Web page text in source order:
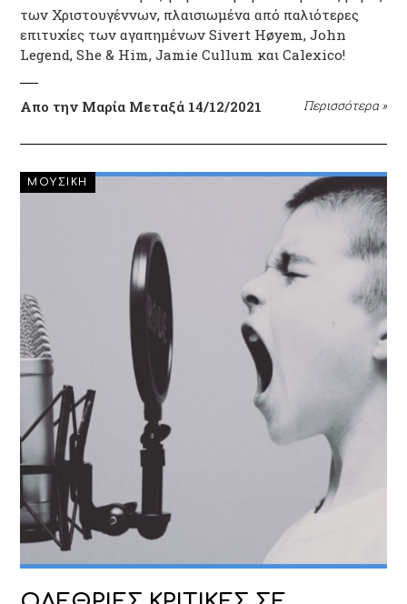
των Χριστουγέννων, πλαισιωμένα από παλιότερες
επιτυχίες των αγαπημένων Sivert Høyem, John
Legend, She & Him, Jamie Cullum και Calexico!
Απο την Μαρία Μεταξά 14/12/2021 Περισσότερα »
ΜΟΥΣΙΚΗ